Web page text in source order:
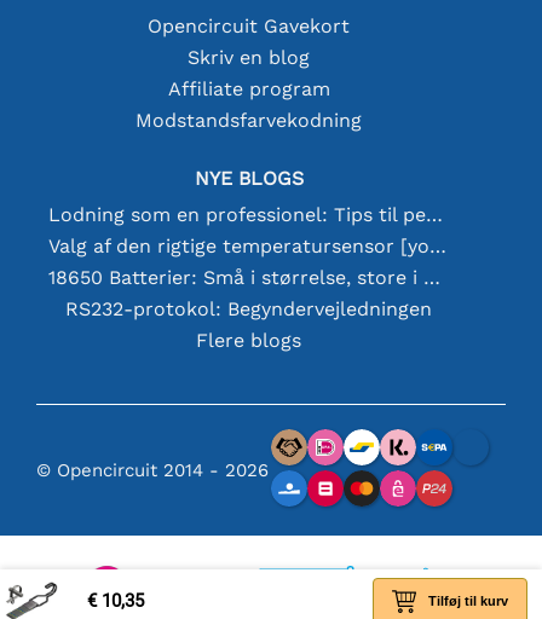
€ 10,35 Tilføj til kurv
Opencircuit Gavekort
Skriv en blog
Affiliate program
Modstandsfarvekodning
NYE BLOGS
Lodning som en professionel: Tips til perfekte elektroniske forbindelser
Valg af den rigtige temperatursensor [youtube]
18650 Batterier: Små i størrelse, store i ydeevne
RS232-protokol: Begyndervejledningen
Flere blogs
© Opencircuit 2014 - 2026